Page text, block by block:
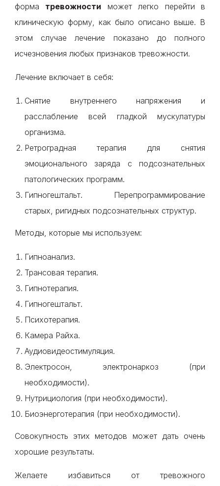
форма тревожности может легко перейти в
клиническую форму, как было описано выше. В
этом случае лечение показано до полного
исчезновения любых признаков тревожности.
Лечение включает в себя:
Снятие внутреннего напряжения и
расслабление всей гладкой мускулатуры
организма.
Ретроградная терапия для снятия
эмоционального заряда с подсознательных
патологических программ.
Гипногештальт. Перепрограммирование
старых, ригидных подсознательных структур.
Методы, которые мы используем:
Гипноанализ.
Трансовая терапия.
Гипнотерапия.
Гипногештальт.
Психотерапия.
Камера Райха.
Аудиовидеостимуляция.
Электросон, электронаркоз (при
необходимости).
Нутрициология (при необходимости).
Биоэнерготерапия (при необходимости).
Совокупность этих методов может дать очень
хорошие результаты.
Желаете избавиться от тревожного